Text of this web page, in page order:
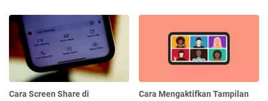
Cara Screen Share di
Cara Mengaktifkan Tampilan